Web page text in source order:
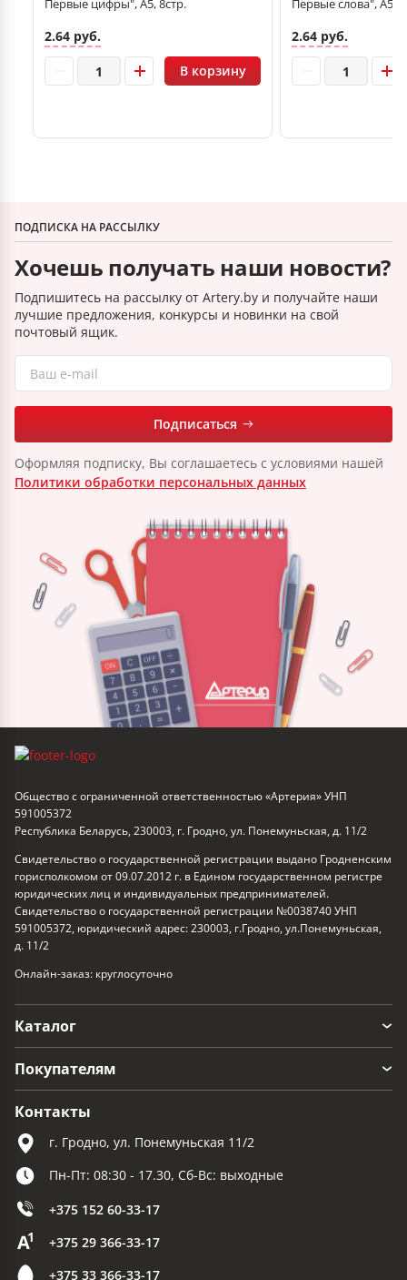
Первые цифры", А5, 8стр.
2.64 руб.
В корзину
Первые слова", А5,
2.64 руб.
ПОДПИСКА НА РАССЫЛКУ
Хочешь получать наши новости?
Подпишитесь на рассылку от Artery.by и получайте наши
лучшие предложения, конкурсы и новинки на свой
почтовый ящик.
Подписаться
Оформляя подписку, Вы соглашаетесь с условиями нашей
Политики обработки персональных данных
Общество с ограниченной ответственностью «Артерия» УНП
591005372
Республика Беларусь, 230003, г. Гродно, ул. Понемуньская, д. 11/2
Свидетельство о государственной регистрации выдано Гродненским
горисполкомом от 09.07.2012 г. в Едином государственном регистре
юридических лиц и индивидуальных предпринимателей.
Свидетельство о государственной регистрации №0038740 УНП
591005372, юридический адрес: 230003, г.Гродно, ул.Понемуньская,
д. 11/2
Онлайн-заказ: круглосуточно
Каталог
Покупателям
Контакты
г. Гродно, ул. Понемуньская 11/2
Пн-Пт: 08:30 - 17.30, Сб-Вс: выходные
+375 152 60-33-17
+375 29 366-33-17
+375 33 366-33-17